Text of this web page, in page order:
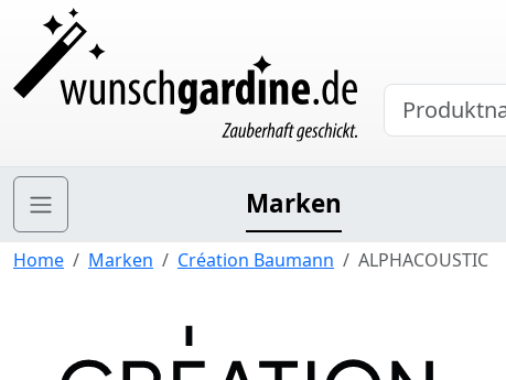
Marken
Home Marken Création Baumann ALPHACOUSTIC